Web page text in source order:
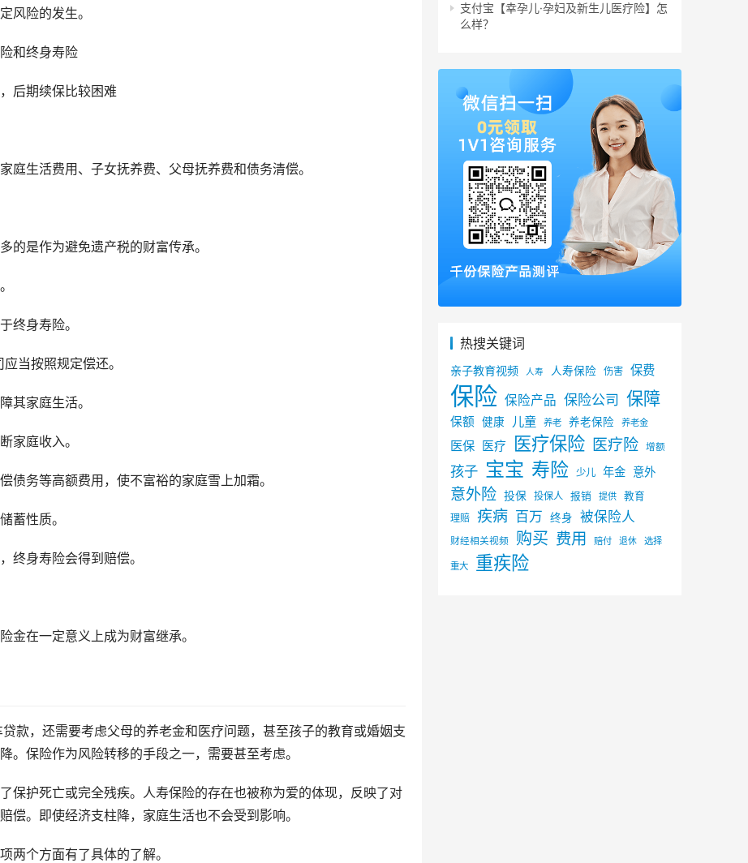
风险的发生。
和终身寿险
后期续保比较困难
生活费用、子女抚养费、父母抚养费和债务清偿。
的是作为避免遗产税的财富传承。
终身寿险。
当按照规定偿还。
其家庭生活。
家庭收入。
债务等高额费用，使不富裕的家庭雪上加霜。
蓄性质。
终身寿险会得到赔偿。
金在一定意义上成为财富继承。
款，还需要考虑父母的养老金和医疗问题，甚至孩子的教育或婚姻支
。保险作为风险转移的手段之一，需要甚至考虑。
保护死亡或完全残疾。人寿保险的存在也被称为爱的体现，反映了对
偿。即使经济支柱降，家庭生活也不会受到影响。
两个方面有了具体的了解。
支付宝【幸孕儿·孕妇及新生儿医疗险】怎
么样？
热搜关键词
亲子教育视频 人寿 人寿保险 伤害 保费
保险 保险产品 保险公司 保障
保额 健康 儿童 养老 养老保险 养老金
医保 医疗 医疗保险 医疗险 增额
孩子 宝宝 寿险 少儿 年金 意外
意外险 投保 投保人 报销 提供
教育
理赔 疾病 百万 终身 被保险人
财经相关视频 购买 费用 赔付 退休 选择
重大 重疾险